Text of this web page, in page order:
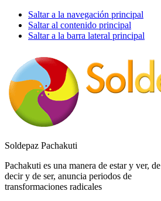
Saltar a la navegación principal
Saltar al contenido principal
Saltar a la barra lateral principal
Soldepaz Pachakuti
Pachakuti es una manera de estar y ver, de
decir y de ser, anuncia periodos de
transformaciones radicales